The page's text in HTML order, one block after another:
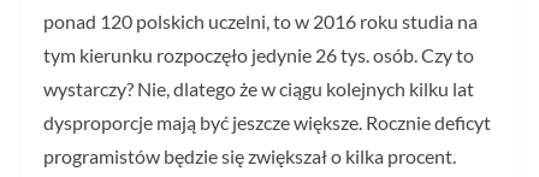
ponad 120 polskich uczelni, to w 2016 roku studia na
tym kierunku rozpoczęło jedynie 26 tys. osób. Czy to
wystarczy? Nie, dlatego że w ciągu kolejnych kilku lat
dysproporcje mają być jeszcze większe. Rocznie deficyt
programistów będzie się zwiększał o kilka procent.